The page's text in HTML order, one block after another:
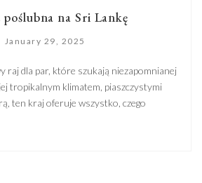
poślubna na Sri Lankę
January 29, 2025
raj dla par, które szukają niezapomnianej
tropikalnym klimatem, piaszczystymi
ten kraj oferuje wszystko, czego